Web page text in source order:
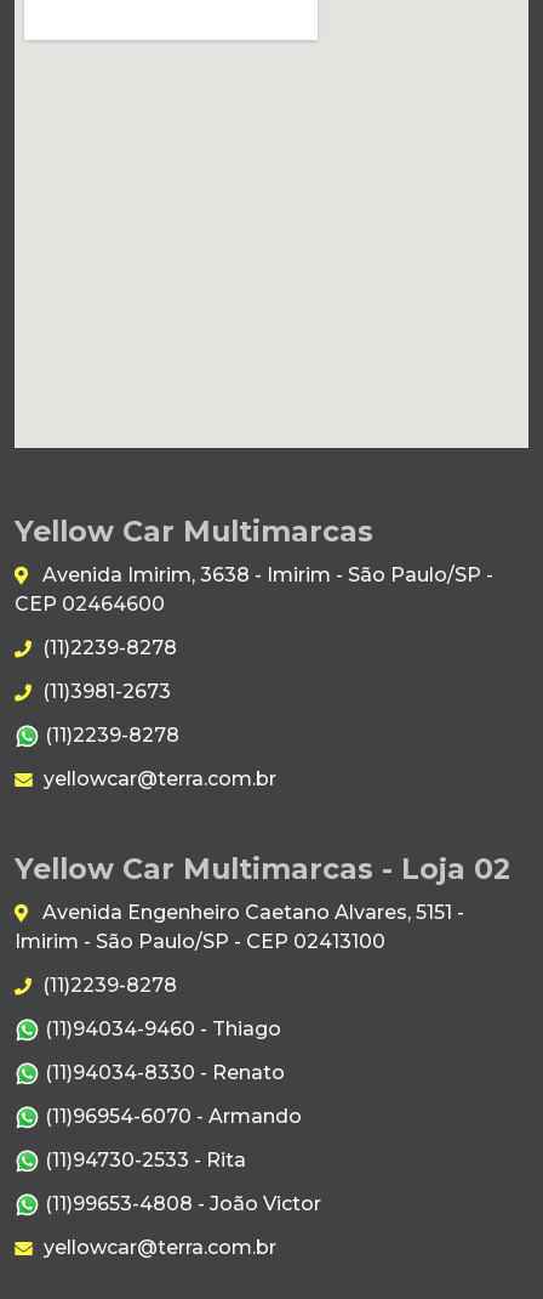
Yellow Car Multimarcas
Avenida Imirim, 3638 - Imirim - São Paulo/SP -
CEP 02464600
(11)2239-8278
(11)3981-2673
(11)2239-8278
yellowcar@terra.com.br
Yellow Car Multimarcas - Loja 02
Avenida Engenheiro Caetano Alvares, 5151 -
Imirim - São Paulo/SP - CEP 02413100
(11)2239-8278
(11)94034-9460 - Thiago
(11)94034-8330 - Renato
(11)96954-6070 - Armando
(11)94730-2533 - Rita
(11)99653-4808 - João Victor
yellowcar@terra.com.br